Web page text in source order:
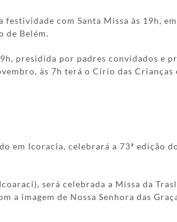
com Santa Missa às 19h,
de Belém.
presidida por padres convidados e
às 7h terá o Círio das
em Icoracia, celebrará a 73ª edição
será celebrada a Missa da
a imagem de Nossa Senhora das